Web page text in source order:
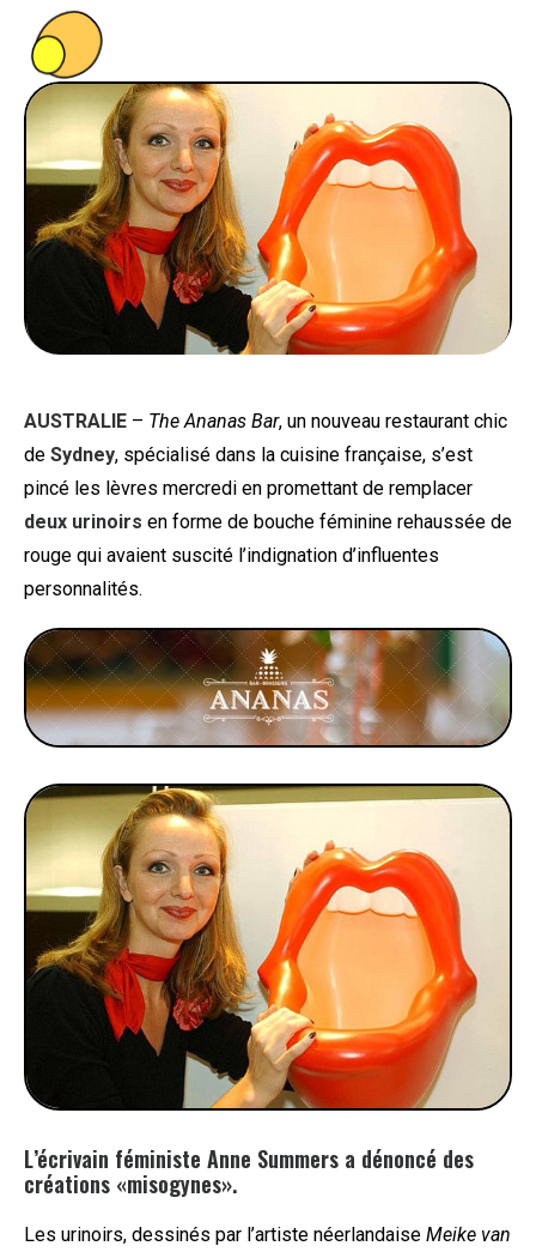
FOOD
BONS PLANS
SOUTENEZ KULTT
AUSTRALIE – The Ananas Bar, un nouveau restaurant chic
de Sydney, spécialisé dans la cuisine française, s’est
pincé les lèvres mercredi en promettant de remplacer
deux urinoirs en forme de bouche féminine rehaussée de
rouge qui avaient suscité l’indignation d’influentes
personnalités.
L’écrivain féministe Anne Summers a dénoncé des
créations «misogynes».
Les urinoirs, dessinés par l’artiste néerlandaise Meike van